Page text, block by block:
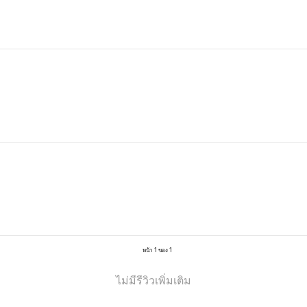
หน้า 1 ของ 1
ไม่มีรีวิวเพิ่มเติม